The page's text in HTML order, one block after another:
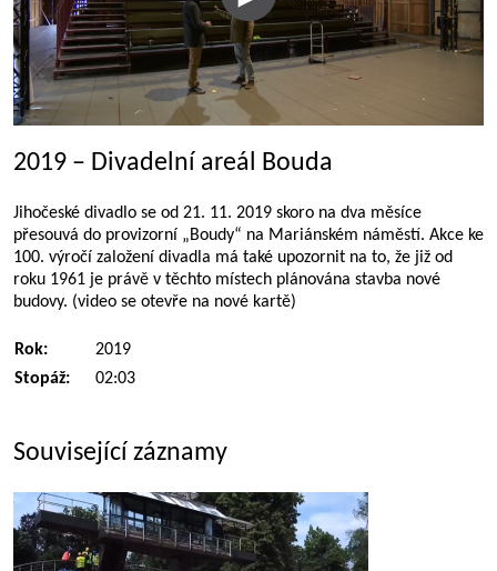
2019 – Divadelní areál Bouda
Jihočeské divadlo se od 21. 11. 2019 skoro na dva měsíce
přesouvá do provizorní „Boudy“ na Mariánském náměstí. Akce ke
100. výročí založení divadla má také upozornit na to, že již od
roku 1961 je právě v těchto místech plánována stavba nové
budovy. (video se otevře na nové kartě)
Rok:
2019
Stopáž:
02:03
Související záznamy